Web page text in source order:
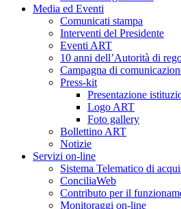
Media ed Eventi
Comunicati stampa
Interventi del Presidente
Eventi ART
10 anni dell’Autorità di
Campagna di
Press-kit
Presentazione
Logo ART
Foto gallery
Bollettino ART
Notizie
Servizi on-line
Sistema Telematico di
ConciliaWeb
Contributo per il
Monitoraggi on-line